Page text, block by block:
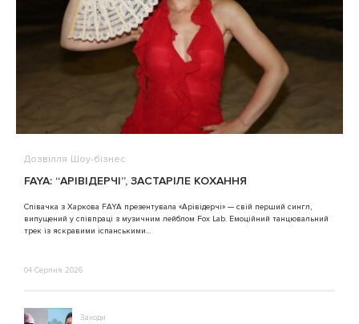
Дозвілля Шоу-бізнес
FAYA: “АРІВІДЕРЧІ”, ЗАСТАРІЛЕ КОХАННЯ
Співачка з Харкова FAYA презентувала «Арівідерчі» — свій перший сингл,
випущений у співпраці з музичним лейблом Fox Lab. Емоційний танцювальний
трек із яскравими іспанськими...
04 Серпня 2026
Заходи